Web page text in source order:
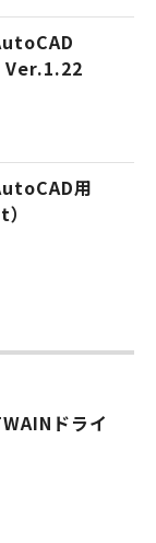
Ver.1.22
用
ドライ